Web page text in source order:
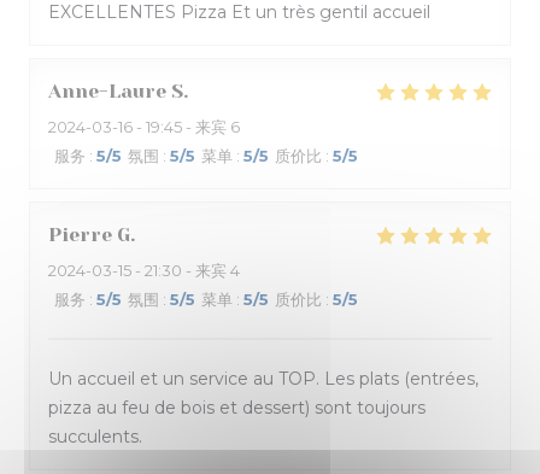
EXCELLENTES Pizza Et un très gentil accueil
Anne-Laure S
2024-03-16 - 19:45 - 来宾 6
服务 : 5/5 氛围 : 5/5 菜单 : 5/5 质价比 : 5/5
Pierre G
2024-03-15 - 21:30 - 来宾 4
服务 : 5/5 氛围 : 5/5 菜单 : 5/5 质价比 : 5/5
Un accueil et un service au TOP. Les plats (entrées,
pizza au feu de bois et dessert) sont toujours
succulents.